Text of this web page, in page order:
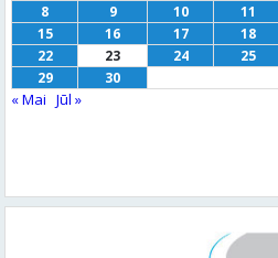
8
9 10 11
15
16 17 18
22
23 24 25
29
30
« Mai Jūl »